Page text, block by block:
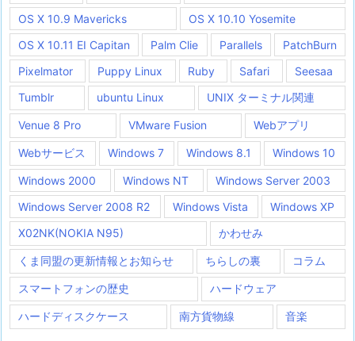
OS X 10.9 Mavericks
OS X 10.10 Yosemite
OS X 10.11 EI Capitan
Palm Clie Parallels
PatchBurn
Pixelmator
Puppy Linux Ruby Safari
Seesaa
Tumblr
ubuntu Linux UNIX ターミナル関連
Venue 8 Pro VMware Fusion Webアプリ
Webサービス Windows 7 Windows 8.1 Windows 10
Windows 2000 Windows NT
Windows Server 2003
Windows Server 2008 R2
Windows Vista
Windows XP
X02NK(NOKIA N95)
かわせみ
くま同盟の更新情報とお知らせ ちらしの裏 コラム
スマートフォンの歴史 ハードウェア
ハードディスクケース 南方貨物線 音楽